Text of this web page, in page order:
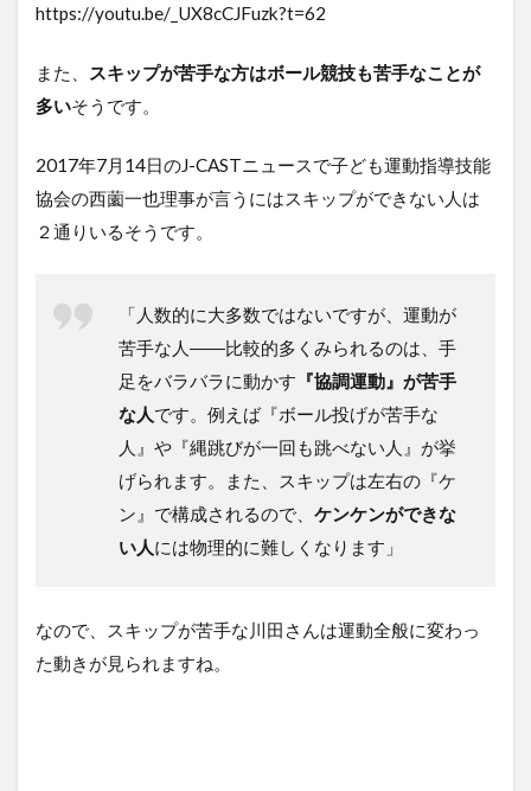
https://youtu.be/_UX8cCJFuzk?t=62
また、
スキップが苦手な方はボール競技も苦手なことが
多いそうです。
2017年7月14日のJ-CASTニュースで子ども運動指導技能
協会の西薗一也理事が言うにはスキップができない人は
２通りいるそうです。
「人数的に大多数ではないですが、運動が
苦手な人――比較的多くみられるのは、手
足をバラバラに動かす 『協調運動』が苦手
な人 です。例えば『ボール投げが苦手な
人』や『縄跳びが一回も跳べない人』が挙
げられます。また、スキップは左右の『ケ
ン』で構成されるので、 ケンケンができな
い人 には物理的に難しくなります」
なので、スキップが苦手な川田さんは運動全般に変わっ
た動きが見られますね。